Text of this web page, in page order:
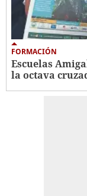
FORMACIÓN
Escuelas
la octava